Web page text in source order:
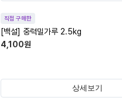
직접 구매한
[백설] 중력밀가루 2.5kg
4,100원
상세보기